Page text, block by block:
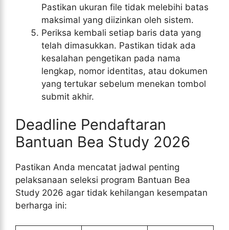
Pastikan ukuran file tidak melebihi batas
maksimal yang diizinkan oleh sistem.
Periksa kembali setiap baris data yang
telah dimasukkan. Pastikan tidak ada
kesalahan pengetikan pada nama
lengkap, nomor identitas, atau dokumen
yang tertukar sebelum menekan tombol
submit akhir.
Deadline Pendaftaran
Bantuan Bea Study 2026
Pastikan Anda mencatat jadwal penting
pelaksanaan seleksi program Bantuan Bea
Study 2026 agar tidak kehilangan kesempatan
berharga ini: